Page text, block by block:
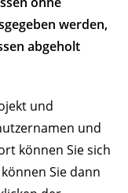
werden,
abgeholt
und
und
können Sie sich
Sie dann